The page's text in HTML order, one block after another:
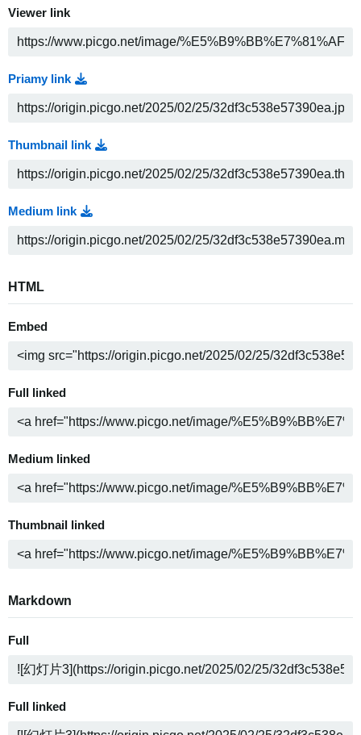
Viewer link
Priamy link
Thumbnail link
Medium link
HTML
Embed
Full linked
Medium linked
Thumbnail linked
Markdown
Full
Full linked